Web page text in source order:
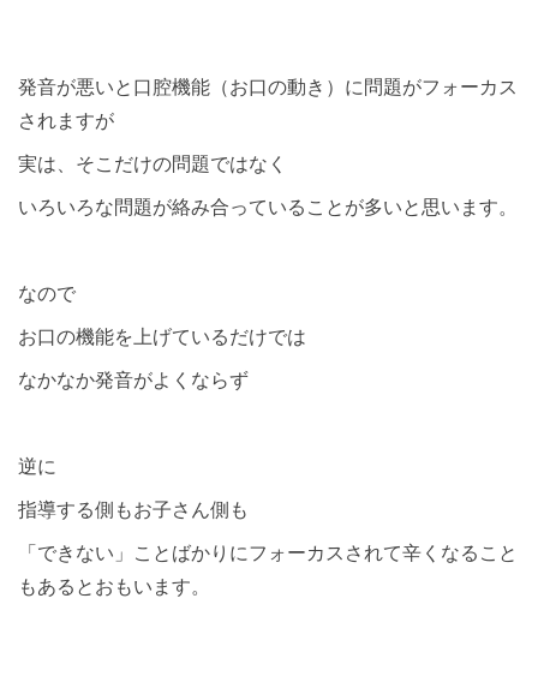
発音が悪いと口腔機能（お口の動き）に問題がフォーカス
されますが
実は、そこだけの問題ではなく
いろいろな問題が絡み合っていることが多いと思います。
なので
お口の機能を上げているだけでは
なかなか発音がよくならず
逆に
指導する側もお子さん側も
「できない」ことばかりにフォーカスされて辛くなること
もあるとおもいます。